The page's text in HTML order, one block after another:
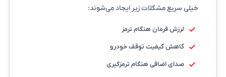
خیلی سریع مشکلات زیر ایجاد می‌شوند:
لرزش فرمان هنگام ترمز
کاهش کیفیت توقف خودرو
صدای اضافی هنگام ترمزگیری